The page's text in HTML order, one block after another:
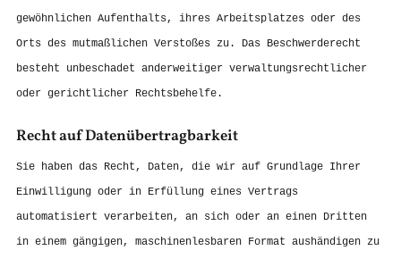
gewöhnlichen Aufenthalts, ihres Arbeitsplatzes oder des
Orts des mutmaßlichen Verstoßes zu. Das Beschwerderecht
besteht unbeschadet anderweitiger verwaltungsrechtlicher
oder gerichtlicher Rechtsbehelfe.
Recht auf Daten­übertrag­barkeit
Sie haben das Recht, Daten, die wir auf Grundlage Ihrer
Einwilligung oder in Erfüllung eines Vertrags
automatisiert verarbeiten, an sich oder an einen Dritten
in einem gängigen, maschinenlesbaren Format aushändigen zu